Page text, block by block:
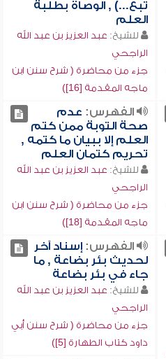
تبع...) , الوصاة بطلبة
العلم
للشيخ: عبد العزيز بن عبد الله
الراجحي
جزء من محاضرة ( شرح سنن ابن
ماجه المقدمة [16])
الفهرس: عدم
صحة التوبة ممن كتم
العلم إلا ببيان ما كتمه ,
تحريم كتمان العلم
للشيخ: عبد العزيز بن عبد الله
الراجحي
جزء من محاضرة ( شرح سنن ابن
ماجه المقدمة [18])
الفهرس:إسناد آخر
لحديث بئر بضاعة , ما
جاء في بئر بضاعة
للشيخ: عبد العزيز بن عبد الله
الراجحي
جزء من محاضرة ( شرح سنن أبي
داود كتاب الطهارة [5])